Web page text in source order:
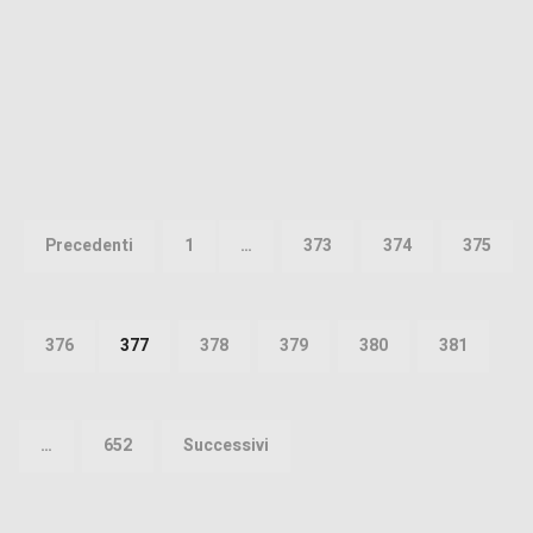
degli
articoli
Precedenti 1 … 373 374 375
376 377 378 379 380 381
… 652 Successivi